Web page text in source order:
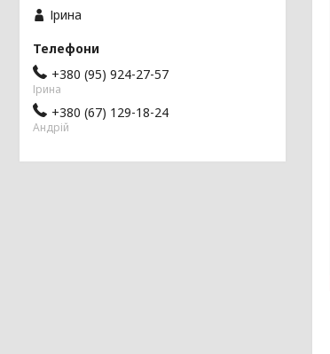
Ірина
+380 (95) 924-27-57
Ірина
+380 (67) 129-18-24
Андрій